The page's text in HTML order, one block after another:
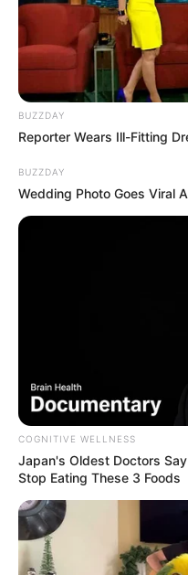
ดูดวงรายเดือน
ให้หินนำโชค ให้นก
สิงหาคม 2569 โ
อ.รักษ์ เลขเด็ด ช
2569 (ช่วงวันที่
เว็บไซต์นี้ใช้คุกกี้
เพื่อการนำเสนอเนื้อหาที่ดี รวมถึ
ประสบการณ์ที่ดีบนบริการของเว็บไ
ไม่มีการปรับตั้งค่าใดๆนั้น แสดงว่
บุคคลของเรา
ยอมรับ เรียนรู้เพิ่มเติม
BUZZDAY
Reporter Wears Ill-Fitting
BUZZDAY
Wedding Photo Goes Viral
COGNITIVE WELLNESS
Japan's Oldest Doctors
Stop Eating These 3 Foods